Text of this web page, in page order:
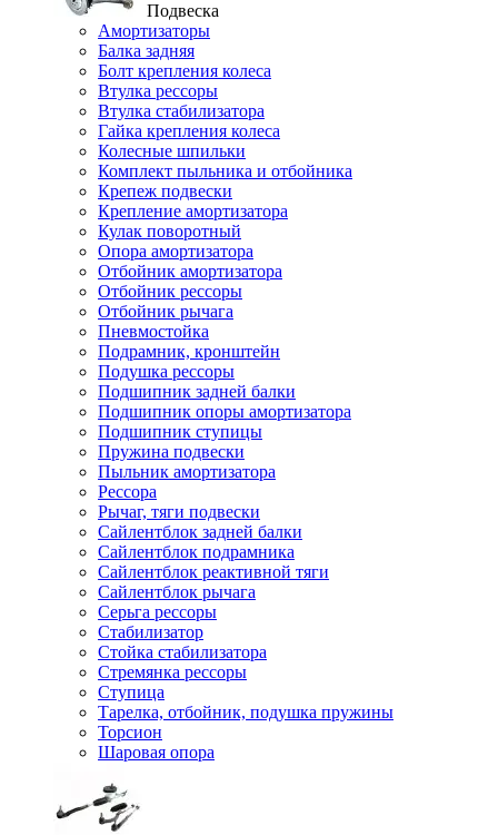
Подвеска
Амортизаторы
Балка задняя
Болт крепления колеса
Втулка рессоры
Втулка стабилизатора
Гайка крепления колеса
Колесные шпильки
Комплект пыльника и отбойника
Крепеж подвески
Крепление амортизатора
Кулак поворотный
Опора амортизатора
Отбойник амортизатора
Отбойник рессоры
Отбойник рычага
Пневмостойка
Подрамник, кронштейн
Подушка рессоры
Подшипник задней балки
Подшипник опоры амортизатора
Подшипник ступицы
Пружина подвески
Пыльник амортизатора
Рессора
Рычаг, тяги подвески
Сайлентблок задней балки
Сайлентблок подрамника
Сайлентблок реактивной тяги
Сайлентблок рычага
Серьга рессоры
Стабилизатор
Стойка стабилизатора
Стремянка рессоры
Ступица
Тарелка, отбойник, подушка пружины
Торсион
Шаровая опора